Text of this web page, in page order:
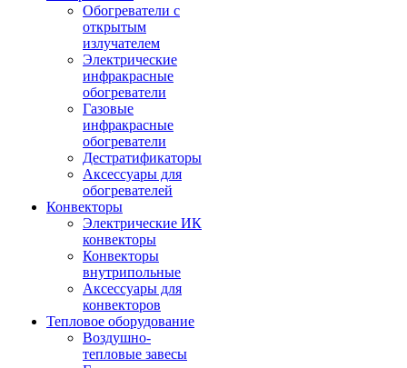
Обогреватели с
открытым
излучателем
Электрические
инфракрасные
обогреватели
Газовые
инфракрасные
обогреватели
Дестратификаторы
Аксессуары для
обогревателей
Конвекторы
Электрические ИК
конвекторы
Конвекторы
внутрипольные
Аксессуары для
конвекторов
Тепловое оборудование
Воздушно-
тепловые завесы